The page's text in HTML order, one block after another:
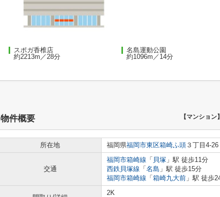
スポガ香椎店
約2213m／28分
名島運動公園
約1096m／14分
物件概要 【マンション】
所在地 福岡県福岡市東区箱崎ふ頭 ３丁目4-26
交通
福岡市箱崎線 「 貝塚 」駅 徒歩11分
西鉄貝塚線 「 名島 」駅 徒歩15分
福岡市箱崎線 「 箱崎九大前 」駅 徒歩
2K